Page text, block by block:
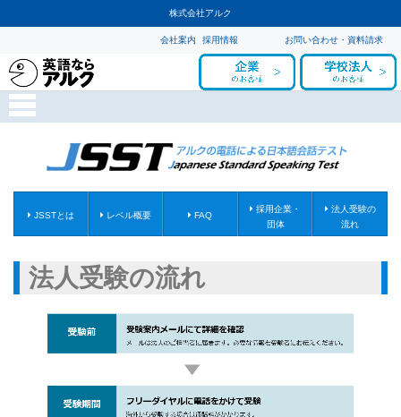
株式会社アルク
お問い合わせ・資料請求
採用情報
会社案内
JSSTとは レベル概要 FAQ
採用企業・
団体
法人受験の
流れ
法人受験の流れ